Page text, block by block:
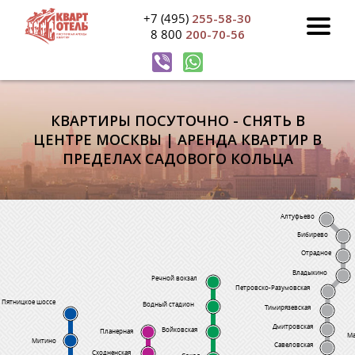
+7 (495) 255-58-30
8 800 200-70-56
КВАРТИРЫ ПОСУТОЧНО - СНЯТЬ В
ЦЕНТРЕ МОСКВЫ | АРЕНДА КВАРТИР В
ПРЕДЕЛАХ САДОВОГО КОЛЬЦА
Планерная
Сходненская
Речной вокзал
Водный стадион
Войковская
Митино Савеловская
Дмитровская
Тимирязевская
Петровско-Разумовская
Владыкино
Отрадное
Бибирево
Алтуфьево
Пятницкое шоссе